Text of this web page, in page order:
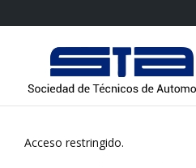
Acceso restringido.